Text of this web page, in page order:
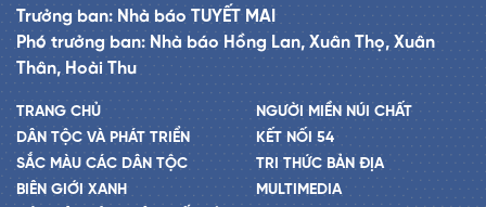
Trưởng ban: Nhà báo TUYẾT MAI
Phó trưởng ban: Nhà báo Hồng Lan, Xuân Thọ, Xuân
Thân, Hoài Thu
TRANG CHỦ
DÂN TỘC VÀ PHÁT TRIỂN
SẮC MÀU CÁC DÂN TỘC
BIÊN GIỚI XANH
NGƯỜI MIỀN NÚI CHẤT
KẾT NỐI 54
TRI THỨC BẢN ĐỊA
MULTIMEDIA